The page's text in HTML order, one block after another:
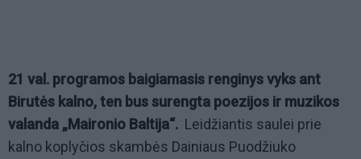
21 val. programos baigiamasis renginys vyks ant
Birutės kalno, ten bus surengta poezijos ir muzikos
valanda „Maironio Baltija“. Leidžiantis saulei prie
kalno koplyčios skambės Dainiaus Puodžiuko